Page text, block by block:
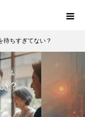
待ちすぎてない？
？